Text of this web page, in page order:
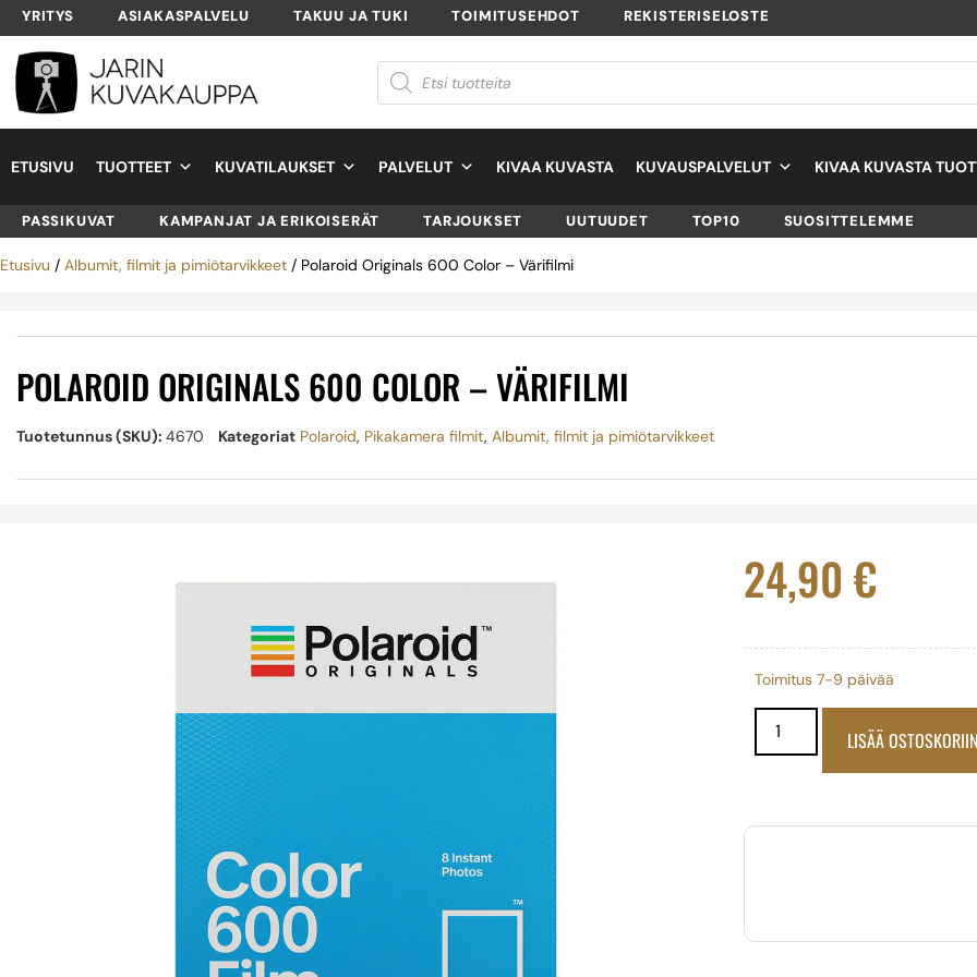
YRITYS ASIAKASPALVELU TAKUU JA TUKI TOIMITUSEHDOT REKISTERISELOSTE
ETUSIVU TUOTTEET KUVATILAUKSET PALVELUT KIVAA KUVASTA KUVAUSPALVELUT KIVAA KUVASTA
PASSIKUVAT KAMPANJAT JA ERIKOISERÄT TARJOUKSET UUTUUDET TOP10 SUOSITTELEMME
Etusivu / Albumit, filmit ja pimiötarvikkeet / Polaroid Originals 600 Color – Värifilmi
POLAROID ORIGINALS 600 COLOR – VÄRIFILMI
Tuotetunnus (SKU): 4670 Kategoriat Polaroid, Pikakamera filmit, Albumit, filmit ja pimiötarvikkeet
24,90 €
Toimitus 7-9 päivää
LISÄÄ